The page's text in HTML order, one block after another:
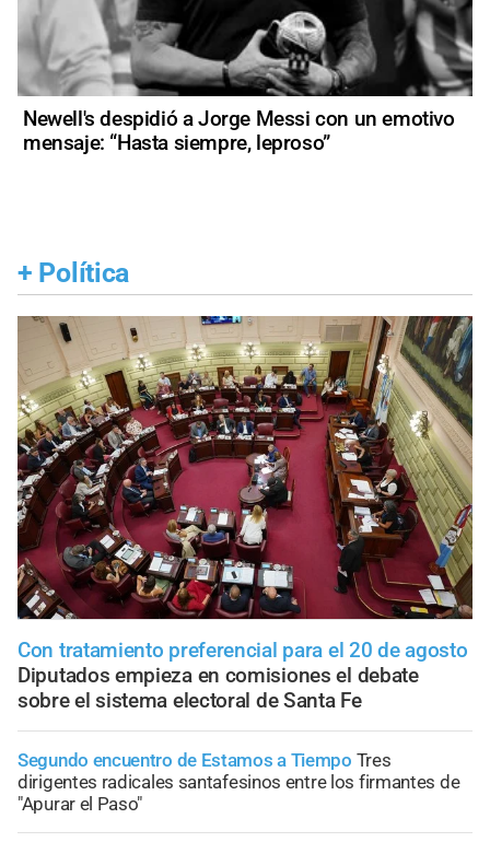
Newell's despidió a Jorge Messi con un emotivo
mensaje: “Hasta siempre, leproso”
+ Política
Con tratamiento preferencial para el 20 de agosto
Diputados empieza en comisiones el debate
sobre el sistema electoral de Santa Fe
Segundo encuentro de Estamos a Tiempo Tres
dirigentes radicales santafesinos entre los firmantes de
"Apurar el Paso"